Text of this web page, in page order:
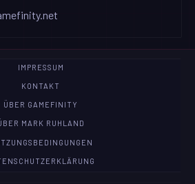
IMPRESSUM
KONTAKT
ÜBER GAMEFINITY
MARK RUHLAND